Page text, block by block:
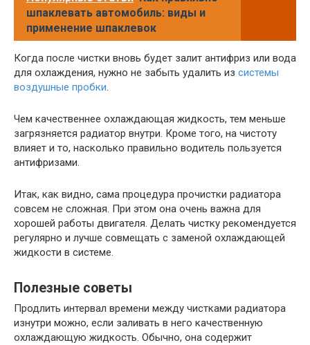
шпаклевать автомобиль: виды и
применение шпаклевок
Когда после чистки вновь будет залит антифриз или вода
для охлаждения, нужно не забыть удалить из системы
воздушные пробки.
Чем качественнее охлаждающая жидкость, тем меньше
загрязняется радиатор внутри. Кроме того, на чистоту
влияет и то, насколько правильно водитель пользуется
антифризами.
Итак, как видно, сама процедура прочистки радиатора
совсем не сложная. При этом она очень важна для
хорошей работы двигателя. Делать чистку рекомендуется
регулярно и лучше совмещать с заменой охлаждающей
жидкости в системе.
Полезные советы
Продлить интервал времени между чистками радиатора
изнутри можно, если заливать в него качественную
охлаждающую жидкость. Обычно, она содержит